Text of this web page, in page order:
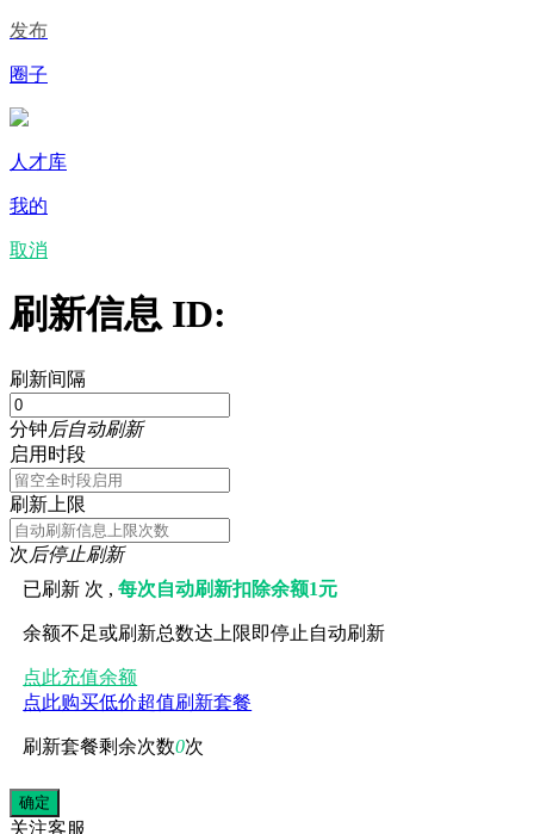
发布
圈子
人才库
我的
取消
刷新信息 ID:
刷新间隔
分钟后自动刷新
启用时段
刷新上限
次后停止刷新
已刷新 次 ,每次自动刷新扣除余额1元
余额不足或刷新总数达上限即停止自动刷新
点此充值余额
点此购买低价超值刷新套餐
刷新套餐剩余次数0次
关注客服